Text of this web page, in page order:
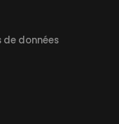
de données